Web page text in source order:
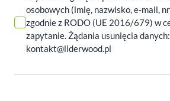
osobowych (imię, nazwisko, e-mail,
zgodnie z RODO (UE 2016/679) w
zapytanie. Żądania usunięcia danych:
kontakt@liderwood.pl